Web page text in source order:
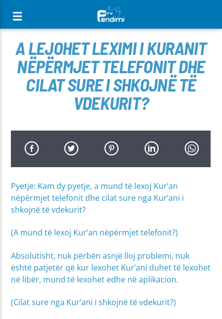
A LEJOHET LEXIMI I KURANIT
NËPËRMJET TELEFONIT DHE
CILAT SURE I SHKOJNË TË
VDEKURIT?
Pyetje: Kam dy pyetje, a mund të lexoj Kur’an
nëpërmjet telefonit dhe cilat sure nga Kur’ani i
shkojnë të vdekurit?
(A mund të lexoj Kur’an nëpërmjet telefonit?)
Absolutisht, nuk përbën asnjë lloj problemi, nuk
është patjetër që kur lexohet Kur’ani duhet të lexohet
në libër, mund të lexohet edhe në aplikacion.
(Cilat sure nga Kur’ani i shkojnë të vdekurit?)